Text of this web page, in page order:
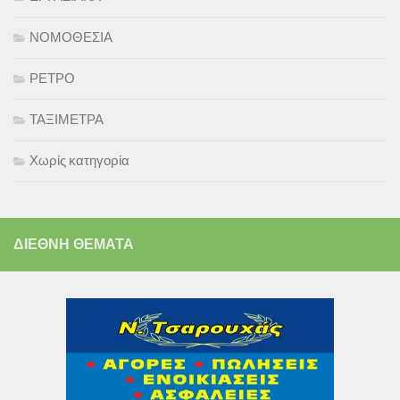
ΝΟΜΟΘΕΣΙΑ
ΡΕΤΡΟ
ΤΑΞΙΜΕΤΡΑ
Χωρίς κατηγορία
ΔΙΕΘΝΗ ΘΕΜΑΤΑ